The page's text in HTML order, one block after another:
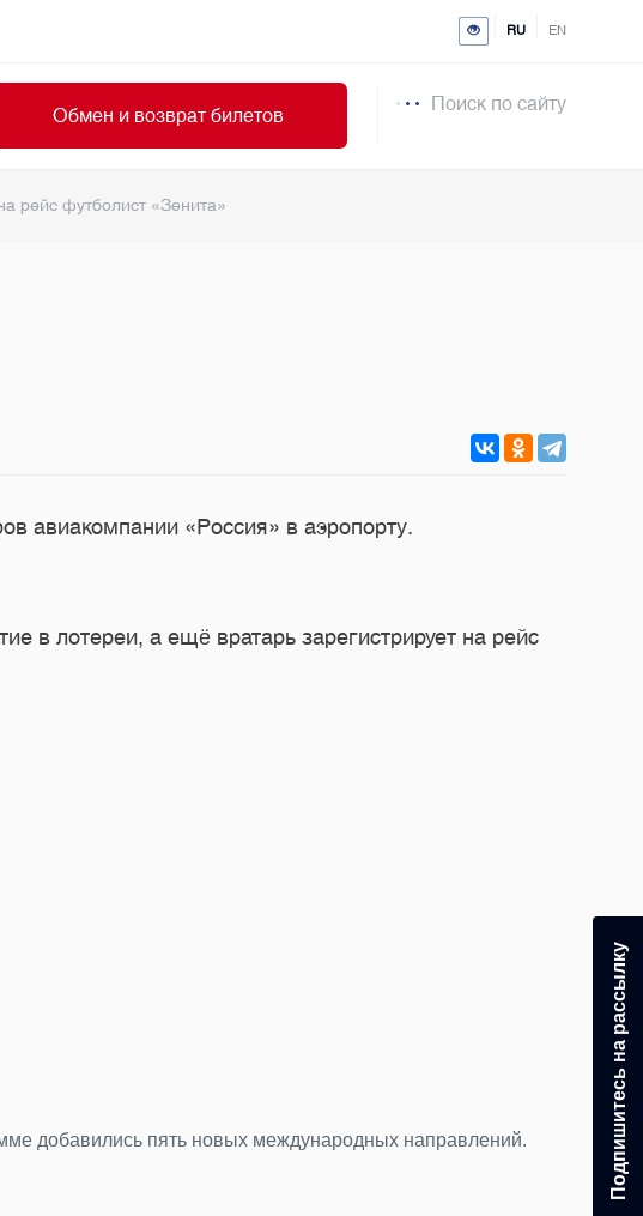
RU EN
Обмен и возврат билетов
Поиск по сайту
рейс футболист «Зенита»
авиакомпании «Россия» в аэропорту.
в лотереи, а ещё вратарь зарегистрирует на рейс
добавились пять новых международных направлений.
За
Подпишитесь на рассылку